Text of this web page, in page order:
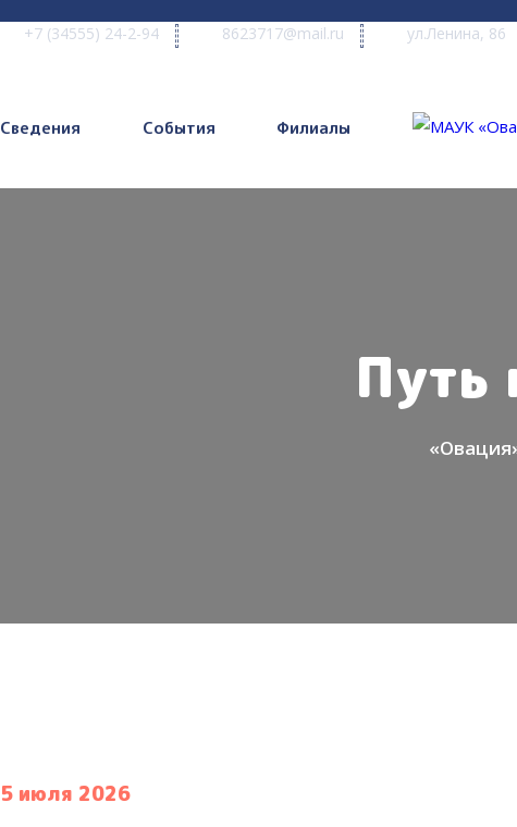
+7 (34555) 24-2-94 8623717@mail.ru ул.Ленина, 86
Сведения События Филиалы
Путь
5 июля 2026